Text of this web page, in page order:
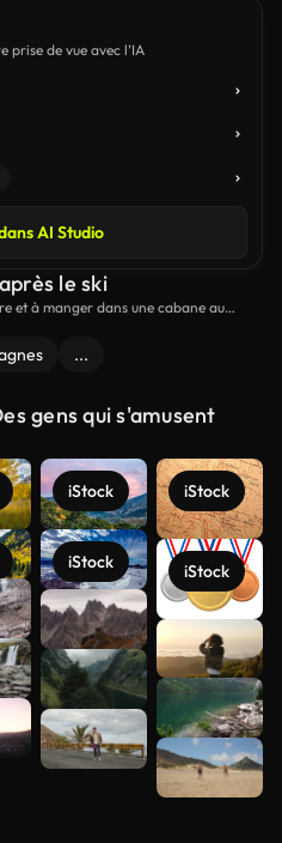
prise de vue avec l’IA
AI Studio
le ski
et à manger dans une cabane au
toute la journée.
...
gens qui s'amusent
iStock
iStock
iStock
iStock
Voir plus